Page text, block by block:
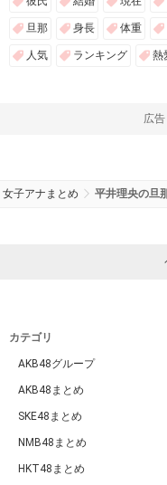
旦那 身長 体重
人気 ランキング 熱
広
女子アナまとめ 平井理央の旦
カテゴリ
AKB48グループ
AKB48まとめ
SKE48まとめ
NMB48まとめ
HKT48まとめ